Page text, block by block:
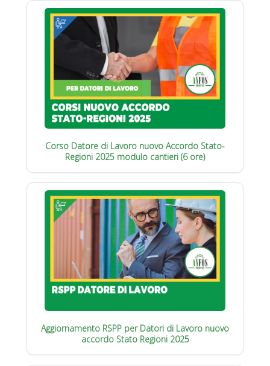
Corso Datore di Lavoro nuovo Accordo Stato-
Regioni 2025 modulo cantieri (6 ore)
Aggiornamento RSPP per Datori di Lavoro nuovo
accordo Stato Regioni 2025